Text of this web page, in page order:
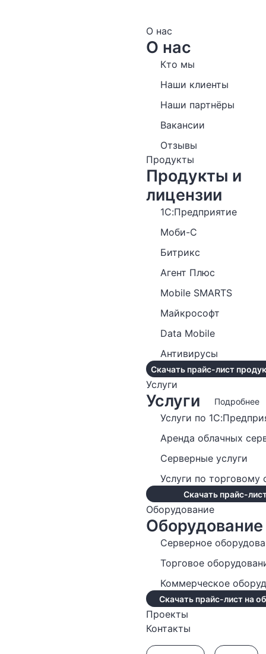
О нас
О нас
Кто мы
Наши клиенты
Наши партнёры
Вакансии
Отзывы
Продукты
Продукты и
лицензии
1С:Предприятие
Моби-С
Битрикс
Агент Плюс
Mobile SMARTS
Майкрософт
Data Mobile
Антивирусы
Скачать прайс-лист
Услуги
Услуги Подробнее
Услуги по
Аренда облачных
Серверные услуги
Услуги по торговому
Скачать прайс-
Оборудование
Оборудование
Серверное
Торговое
Коммерческое
Скачать прайс-лист на
Проекты
Контакты